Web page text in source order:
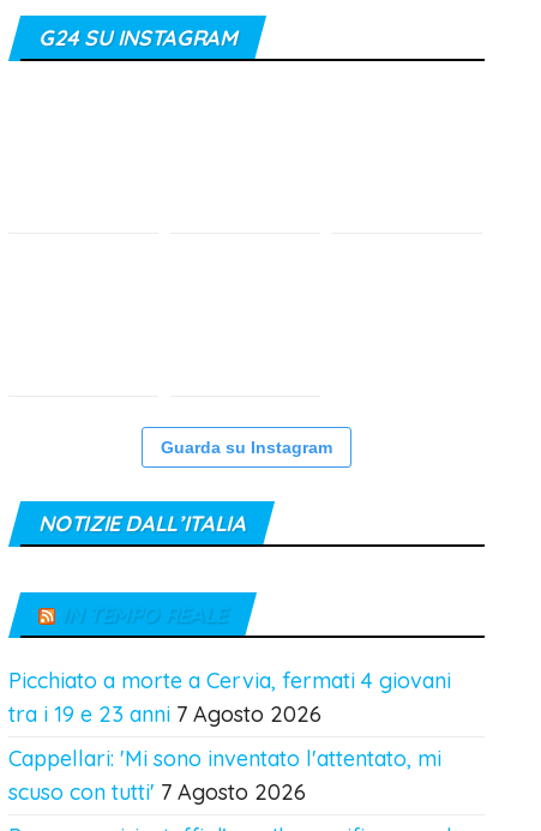
G24 SU INSTAGRAM
Guarda su Instagram
NOTIZIE DALL’ITALIA
IN TEMPO REALE
Picchiato a morte a Cervia, fermati 4 giovani
tra i 19 e 23 anni 7 Agosto 2026
Cappellari: 'Mi sono inventato l'attentato, mi
scuso con tutti' 7 Agosto 2026